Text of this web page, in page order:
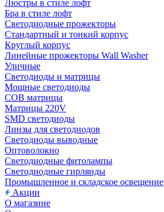
Люстры в стиле лофт
Бра в стиле лофт
Светодиодные прожекторы
Стандартный и тонкий корпус
Круглый корпус
Линейные прожекторы Wall Washer
Уличные
Светодиоды и матрицы
Мощные светодиоды
COB матрицы
Матрицы 220V
SMD светодиоды
Линзы для светодиодов
Светодиоды выводные
Оптоволокно
Светодиодные фитолампы
Светодиодные гирлянды
Промышленное и складское освещение
Акции
О магазине